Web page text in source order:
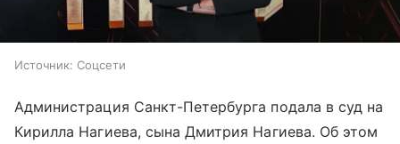
Источник: Соцсети
Администрация Санкт-Петербурга подала в суд на
Кирилла Нагиева, сына Дмитрия Нагиева. Об этом